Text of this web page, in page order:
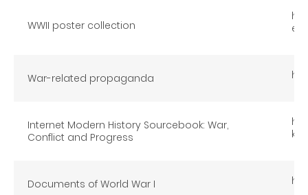
WWII poster collection
War-related propaganda
Internet Modern History Sourcebook: War,
Conflict and Progress
Documents of World War I